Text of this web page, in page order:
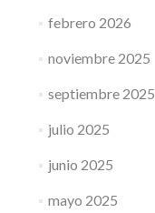
febrero 2026
noviembre 2025
septiembre 2025
julio 2025
junio 2025
mayo 2025